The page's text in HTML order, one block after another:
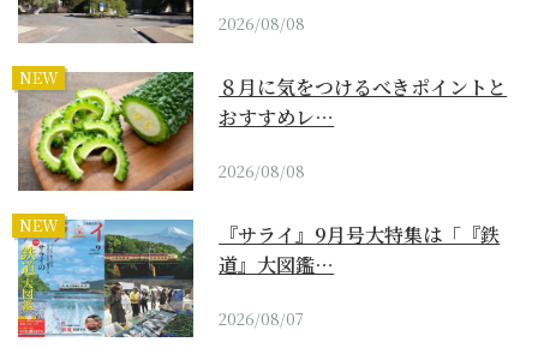
2026/08/08
NEW
８月に気をつけるべきポイントと
おすすめレ…
2026/08/08
NEW
『サライ』9月号大特集は「『鉄
道』大図鑑…
2026/08/07